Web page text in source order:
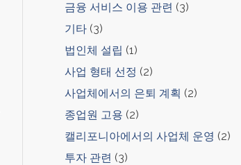
금융 서비스 이용 관련 (3)
기타 (3)
법인체 설립 (1)
사업 형태 선정 (2)
사업체에서의 은퇴 계획 (2)
종업원 고용 (2)
캘리포니아에서의 사업체 운영 (2)
투자 관련 (3)